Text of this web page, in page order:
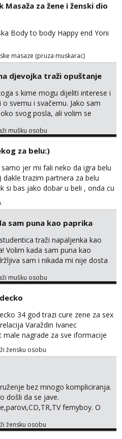
danom (vikendi i noći su za
brigu o zdravlju i koristiš
se: - debele - frajeri i
Masaža za žene i ženski dio
Body to body Happy end Yoni
masaze (pruza muskarac)
djevojka traži opuštanje
s kime mogu dijeliti interese i
svemu i svačemu. Jako sam
svog posla, ali volim se
nekoga pa da se nemoram
me tamo, cekam te!
mušku osobu
za belu:)
jer mi fali neko da igra belu
dakle trazim partnera za belu
si bas jako dobar u beli , onda cu
dalje Klikni na link ispod i nadji me
te!
sam puna kao paprika
traži napaljenka kao
Volim kada sam puna kao
sam i nikada mi nije dosta
gdje zato se javi što prije da
te!
mušku osobu
34 god trazi cure zene za sex
Varaždin Ivanec
male nagrade za sve iformacije
098819637 pusa
žensku osobu
bez mnogo kompliciranja.
došli da se jave.
femyboy. O
smo za druženje možemo
žensku osobu